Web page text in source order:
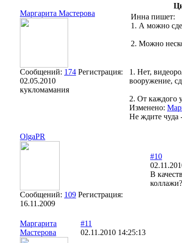
Маргарита Мастерова
Сообщений: 174 Регистрация:
02.05.2010
кукломамания
Инна пишет:
1. А можно
2. Можно
1. Нет,
вооружение,
2. От каждого
Изменено:
Не ждите чуда
OlgaPR
Сообщений: 109 Регистрация:
16.11.2009
#10
В
коллажи?
Маргарита
Мастерова
#11
02.11.2010 14:25:13